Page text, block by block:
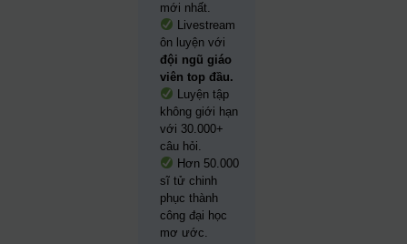
mới nhất.
Livestream
ôn luyện với
đội ngũ giáo
viên top đầu.
Luyện tập
không giới hạn
với 30.000+
câu hỏi.
Hơn 50.000
sĩ tử chinh
phục thành
công đại học
mơ ước.